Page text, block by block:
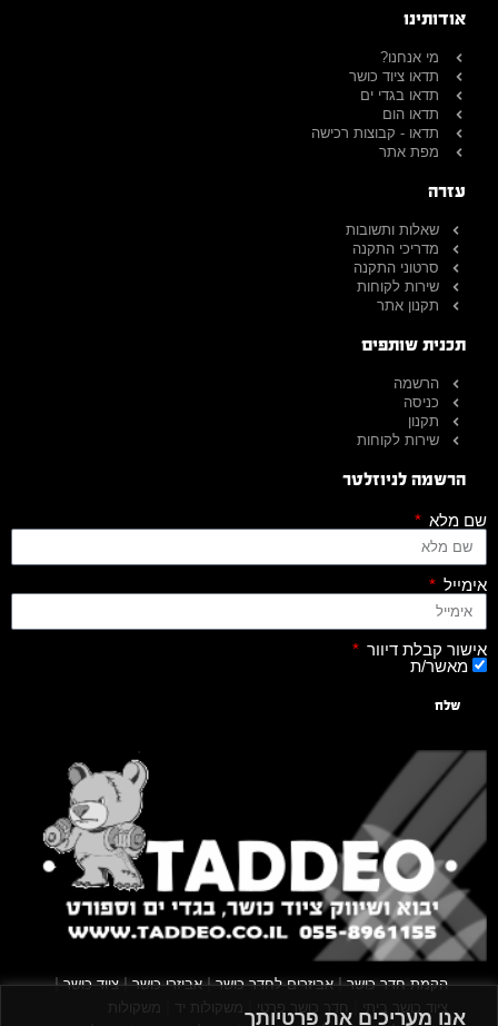
אנו מעריכים את פרטיותך
אודותינו
מי אנחנו?
תדאו ציוד כושר
תדאו בגדי ים
תדאו הום
תדאו - קבוצות רכישה
מפת אתר
עזרה
שאלות ותשובות
מדריכי התקנה
סרטוני התקנה
שירות לקוחות
תקנון אתר
תכנית שותפים
הרשמה
כניסה
תקנון
שירות לקוחות
הרשמה לניוזלטר
שם מלא
אימייל
אישור קבלת דיוור
מאשר/ת
שלח
הקמת חדר כושר|אביזרים לחדר כושר|אביזרי כושר|ציוד כושר|
ציוד כושר ביתי חדר כושר פרטי משקולות יד
משקולות